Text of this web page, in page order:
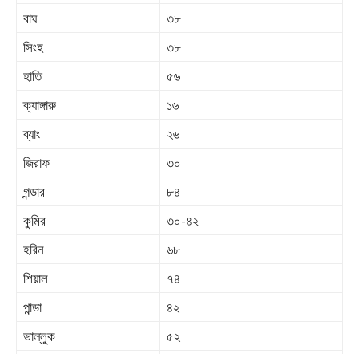
বাঘ
৩৮
সিংহ
৩৮
হাতি
৫৬
ক্যাঙ্গারু
১৬
ব্যাং
২৬
জিরাফ
৩০
গন্ডার
৮৪
কুমির
৩০-৪২
হরিন
৬৮
শিয়াল
৭৪
পান্ডা
৪২
ভাল্লুক
৫২